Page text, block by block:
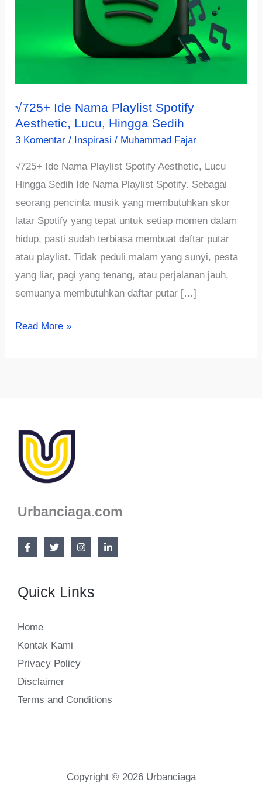
√725+ Ide Nama Playlist Spotify
Aesthetic, Lucu, Hingga Sedih
3 Komentar / Inspirasi / Muhammad Fajar
√725+ Ide Nama Playlist Spotify Aesthetic, Lucu
Hingga Sedih Ide Nama Playlist Spotify. Sebagai
seorang pencinta musik yang membutuhkan skor
latar Spotify yang tepat untuk setiap momen dalam
hidup, pasti sudah terbiasa membuat daftar putar
atau playlist. Tidak peduli malam yang sunyi, pesta
yang liar, pagi yang tenang, atau perjalanan jauh,
semuanya membutuhkan daftar putar […]
√725+
Spotify
Lucu,
Sedih
Read More »
Urbanciaga.com
Quick Links
Home
Kontak Kami
Privacy Policy
Disclaimer
Terms and Conditions
Copyright © 2026 Urbanciaga